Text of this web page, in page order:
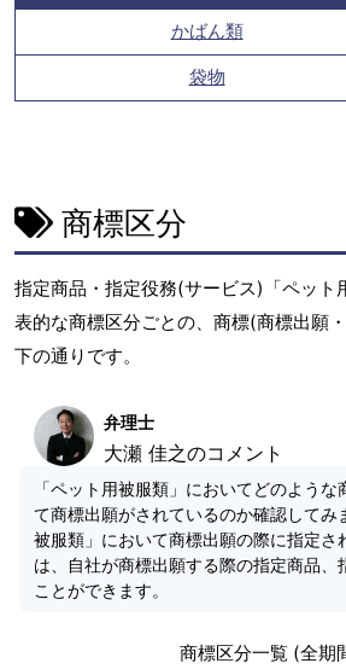
かばん類
袋物
商標区分
指定商品・指定役務(サービス)「ペット
表的な商標区分ごとの、商標(商標出願
下の通りです。
弁理士
大瀬 佳之のコメント
「ペット用被服類」においてどのよう
て商標出願がされているのか確認してみ
被服類」において商標出願の際に指定さ
は、自社が商標出願する際の指定商品、
ことができます。
商標区分一覧 (全期